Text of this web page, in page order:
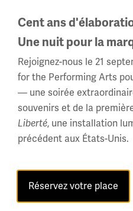
Inscrivez-vous à notre
Cent ans
Une nuit pour la
Rejoignez-nous le 21
for the Performing Arts
— une soirée
souvenirs et de la
Liberté, une installation
précédent aux États-Unis.
Réservez votre place